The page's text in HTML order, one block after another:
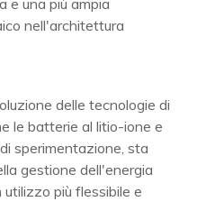
nell'architettura
delle tecnologie di
le batterie al litio-ione e
sperimentazione, sta
gestione dell'energia
più flessibile e